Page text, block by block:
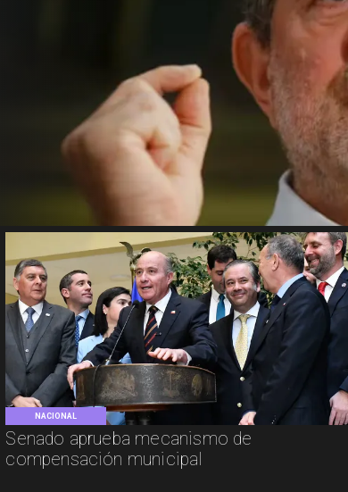
NACIONAL
Senado aprueba mecanismo de
compensación municipal